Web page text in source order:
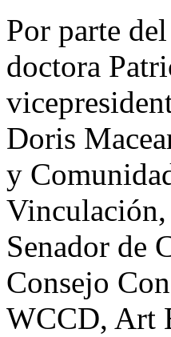
Por parte
doctora
Doris
y
Senador de
Consejo
WCCD, Art